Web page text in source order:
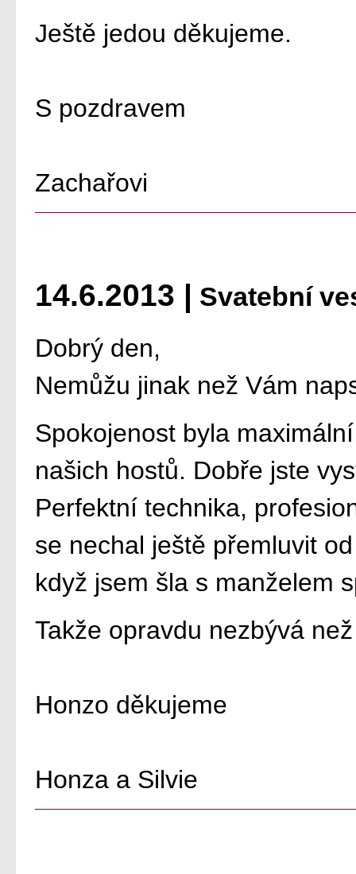
Ještě jedou děkujeme.
S pozdravem
Zachařovi
14.6.2013 | Svatební
Dobrý den,
Nemůžu jinak než Vám
Spokojenost byla
našich hostů. Dobře jste
Perfektní technika,
se nechal ještě přemluvit
když jsem šla s manželem
Takže opravdu nezbývá
Honzo děkujeme
Honza a Silvie